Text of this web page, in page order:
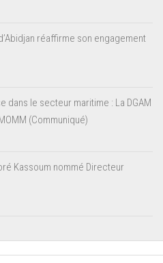
réaffirme son engagement
dans le secteur maritime : La DGAM
(Communiqué)
Kassoum nommé Directeur